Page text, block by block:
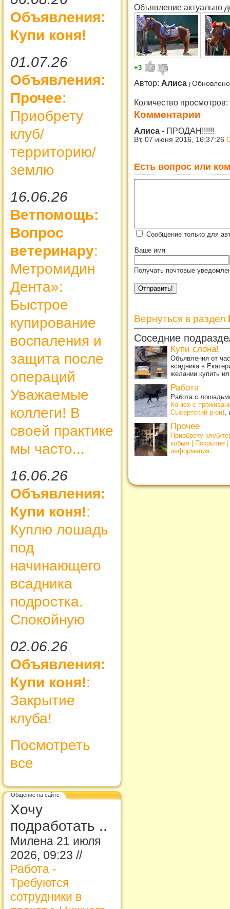
Объявления:
Купи коня!
01.07.26
Объявления:
Прочее:
Приобрету
клуб/
территорию/
землю
16.06.26
Ветпомощь:
Вопрос
ветеринару:
Метромидин
Дента»:
Быстрое
купирование
воспаления и
защита после
операций
Уважаемые
коллеги! В
своей практике
мы часто...
16.06.26
Объявления:
Купи коня!:
Куплю лошадь
под
начинающего
всадника
подростка.
Спокойную
02.06.26
Объявления:
Купи коня!:
Закрытие
клуба!
Посмотреть
все
Общение на сайте
Хочу
подработать ..
Милена 21 июля
2026, 09:23 //
Работа -
Требуются
сотрудники в
Объявление актуально
+3
Автор: Алиса
Количество просмотров:
Комментарии
Алиса - ПРОДАН!!!!!!
Вт, 07 июня 2016, 16:37:26
Есть вопрос или
Сообщение только для
Ваше имя
Получать почтовые
Вернуться в раздел
Соседние
Купи слона!
Объявления от
всадника в
желании купить
Работа
Работа с
Конюх с
Сысертский р-он)
Прочее
Приобрету клуб/
кобыл | Покрытие
информация